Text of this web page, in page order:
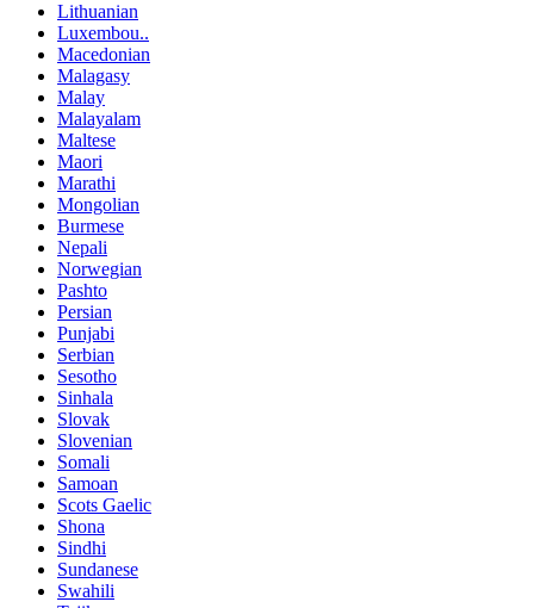
Lithuanian
Luxembou..
Macedonian
Malagasy
Malay
Malayalam
Maltese
Maori
Marathi
Mongolian
Burmese
Nepali
Norwegian
Pashto
Persian
Punjabi
Serbian
Sesotho
Sinhala
Slovak
Slovenian
Somali
Samoan
Scots Gaelic
Shona
Sindhi
Sundanese
Swahili